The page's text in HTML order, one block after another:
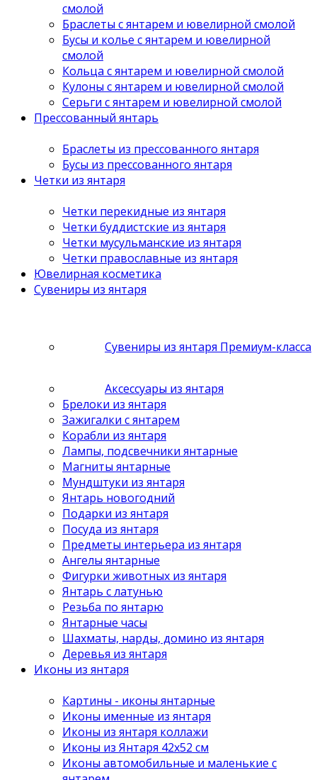
смолой
Браслеты с янтарем и ювелирной смолой
Бусы и колье с янтарем и ювелирной
смолой
Кольца с янтарем и ювелирной смолой
Кулоны с янтарем и ювелирной смолой
Серьги с янтарем и ювелирной смолой
Прессованный янтарь
Браслеты из прессованного янтаря
Бусы из прессованного янтаря
Четки из янтаря
Четки перекидные из янтаря
Четки буддистские из янтаря
Четки мусульманские из янтаря
Четки православные из янтаря
Ювелирная косметика
Сувениры из янтаря
Сувениры из янтаря Премиум-класса
Аксессуары из янтаря
Брелоки из янтаря
Зажигалки с янтарем
Корабли из янтаря
Лампы, подсвечники янтарные
Магниты янтарные
Мундштуки из янтаря
Янтарь новогодний
Подарки из янтаря
Посуда из янтаря
Предметы интерьера из янтаря
Ангелы янтарные
Фигурки животных из янтаря
Янтарь с латунью
Резьба по янтарю
Янтарные часы
Шахматы, нарды, домино из янтаря
Деревья из янтаря
Иконы из янтаря
Картины - иконы янтарные
Иконы именные из янтаря
Иконы из янтаря коллажи
Иконы из Янтаря 42х52 см
Иконы автомобильные и маленькие с